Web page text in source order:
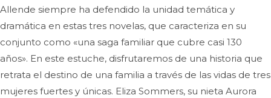
Allende siempre ha defendido la unidad temática y
dramática en estas tres novelas, que caracteriza en su
conjunto como «una saga familiar que cubre casi 130
años». En este estuche, disfrutaremos de una historia que
retrata el destino de una familia a través de las vidas de tres
mujeres fuertes y únicas. Eliza Sommers, su nieta Aurora